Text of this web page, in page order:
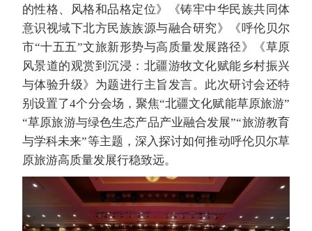
的性格、风格和品格定位》《铸牢中华民族共同体
意识视域下北方民族族源与融合研究》《呼伦贝尔
市“十五五”文旅新形势与高质量发展路径》《草原
风景道的观赏到沉浸：北疆游牧文化赋能乡村振兴
与体验升级》为题进行主旨发言。此次研讨会还特
别设置了4个分会场，聚焦“北疆文化赋能草原旅游”
“草原旅游与绿色生态产品产业融合发展”“旅游教育
与学科未来”等主题，深入探讨如何推动呼伦贝尔草
原旅游高质量发展行稳致远。